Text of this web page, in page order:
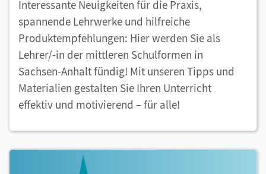
Interessante Neuigkeiten für die Praxis,
spannende Lehrwerke und hilfreiche
Produktempfehlungen: Hier werden Sie als
Lehrer/-in der mittleren Schulformen in
Sachsen-Anhalt fündig! Mit unseren Tipps und
Materialien gestalten Sie Ihren Unterricht
effektiv und motivierend – für alle!